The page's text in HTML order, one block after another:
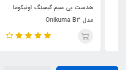
هدست بی سیم گیمینگ اونیکوما